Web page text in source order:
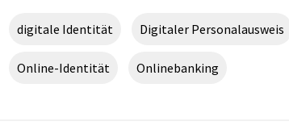
digitale Identität Digitaler Personalausweis
Online-Identität Onlinebanking